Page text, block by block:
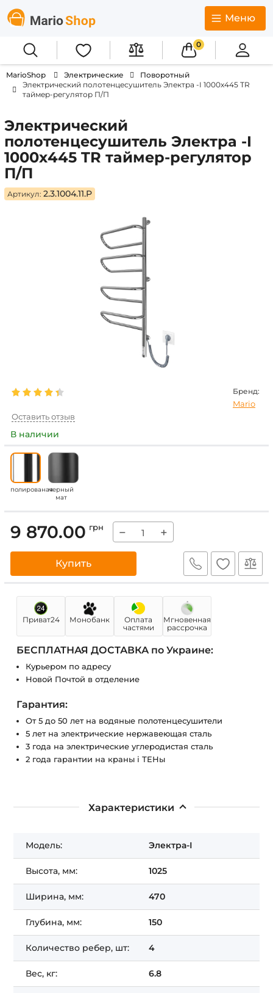
Меню
0
MarioShop Электрические
Поворотный
Электрический полотенцесушитель Электра -I 1000х445 TR
таймер-регулятор П/П
Электрический
полотенцесушитель Электра -I
1000х445 TR таймер-регулятор
П/П
Артикул: 2.3.1004.11.P
Бренд:
Mario
Оставить отзыв
В наличии
полированаячерный
мат
9 870.00 грн − +
Купить
Приват24 Монобанк
Оплата
частями
Мгновенная
рассрочка
БЕСПЛАТНАЯ ДОСТАВКА по Украине:
Курьером по адресу
Новой Почтой в отделение
Гарантия:
От 5 до 50 лет на водяные полотенцесушители
5 лет на электрические нержавеющая сталь
3 года на электрические углеродистая сталь
2 года гарантии на краны і ТЕНы
Характеристики
Модель: Электра-І
Высота, мм: 1025
Ширина, мм: 470
Глубина, мм: 150
Количество ребер, шт: 4
Вес, кг: 6.8